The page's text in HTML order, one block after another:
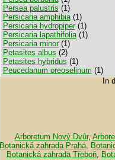
Persea palustris (1)
Persicaria amphibia(1)
Persicaria hydropiper(1)
Persicaria lapathifolia(1)
Persicaria minor(1)
Petasites albus (2)
Petasites hybridus (1)
Peucedanum oreoselinum (1)
In
Arboretum Nový Dvůr,
Botanická zahrada Praha,
Botanická zahrada Třeboň,